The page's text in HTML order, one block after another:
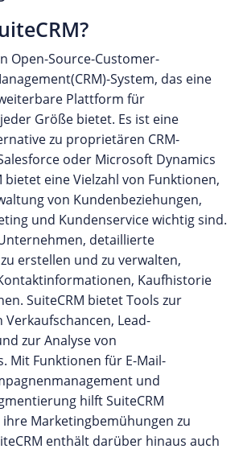
Open-Source-Customer-
System, das eine
Plattform für
Größe bietet. Es ist eine
zu proprietären CRM-
oder Microsoft Dynamics
bietet eine Vielzahl von Funktionen,
von Kundenbeziehungen,
und Kundenservice wichtig sind.
detaillierte
erstellen und zu verwalten,
Kaufhistorie
SuiteCRM bietet Tools zur
Lead-
zur Analyse von
Mit Funktionen für E-Mail-
und
hilft SuiteCRM
Marketingbemühungen zu
enthält darüber hinaus auch